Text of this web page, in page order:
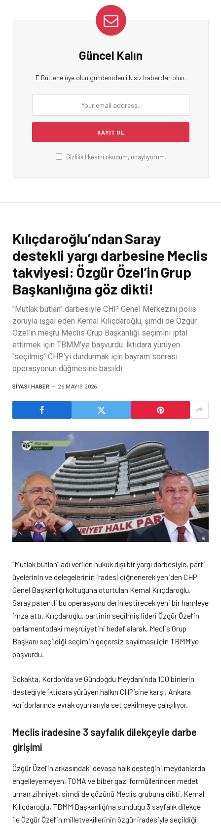
Güncel Kalın
E Bültene üye olun gündemden ilk siz haberdar olun.
Gizlilik İlkesini okudum, onaylıyorum.
Kılıçdaroğlu’ndan Saray
destekli yargı darbesine Meclis
takviyesi: Özgür Özel’in Grup
Başkanlığına göz dikti!
"Mutlak butlan" darbesiyle CHP Genel Merkezini polis
zoruyla işgal eden Kemal Kılıçdaroğlu, şimdi de Özgür
Özel’in meşru Meclis Grup Başkanlığı seçimini iptal
ettirmek için TBMM'ye başvurdu. İktidara yürüyen
"seçilmiş" CHP'yi durdurmak için bayram sonrası
operasyonun düğmesine basıldı.
SIYASI HABER 26 MAYIS 2026
“Mutlak butlan” adı verilen hukuk dışı bir yargı darbesiyle, parti
üyelerinin ve delegelerinin iradesi çiğnenerek yeniden CHP
Genel Başkanlığı koltuğuna oturtulan Kemal Kılıçdaroğlu,
Saray patentli bu operasyonu derinleştirecek yeni bir hamleye
imza attı. Kılıçdaroğlu, partinin seçilmiş lideri Özgür Özel’in
parlamentodaki meşruiyetini hedef alarak, Meclis Grup
Başkanı seçildiği seçimin geçersiz sayılması için TBMM’ye
başvurdu.
Sokakta, Kordon’da ve Gündoğdu Meydanı’nda 100 binlerin
desteğiyle iktidara yürüyen halkın CHP’sine karşı, Ankara
koridorlarında evrak oyunlarıyla set çekilmeye çalışılıyor.
Meclis iradesine 3 sayfalık dilekçeyle darbe
girişimi
Özgür Özel’in arkasındaki devasa halk desteğini meydanlarda
engelleyemeyen, TOMA ve biber gazı formüllerinden medet
uman zihniyet, şimdi de gözünü Meclis grubuna dikti. Kemal
Kılıçdaroğlu, TBMM Başkanlığı’na sunduğu 3 sayfalık dilekçe
ile Özgür Özel’in milletvekillerinin özgür iradesiyle seçildiği